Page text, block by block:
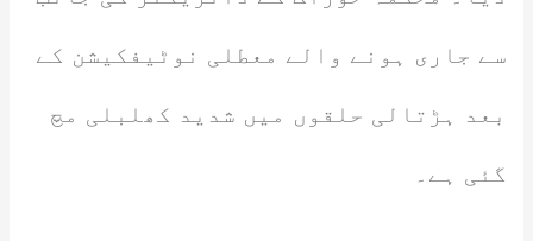
سے جاری ہونے والے معطلی نوٹیفکیشن کے
بعد ہڑتالی حلقوں میں شدید کھلبلی مچ
گئی ہے۔